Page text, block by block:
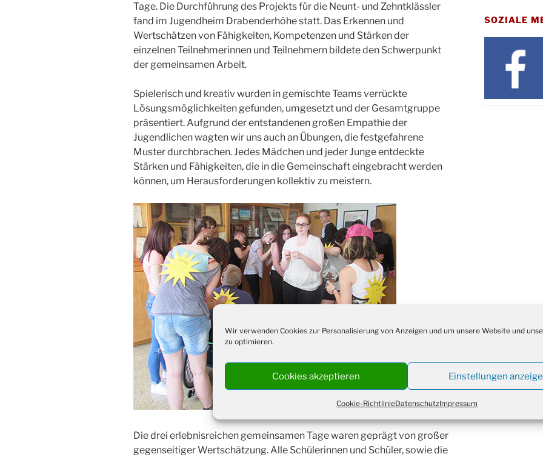
Wir verwenden Cookies zur Personalisierung von Anzeigen und um unsere Website und
zu optimieren.
Cookies akzeptieren Einstellungen
Cookie-RichtlinieDatenschutzImpressum
Tage. Die Durchführung des Projekts für die Neunt- und Zehntklässler
fand im Jugendheim Drabenderhöhe statt. Das Erkennen und
Wertschätzen von Fähigkeiten, Kompetenzen und Stärken der
einzelnen Teilnehmerinnen und Teilnehmern bildete den Schwerpunkt
der gemeinsamen Arbeit.
Spielerisch und kreativ wurden in gemischte Teams verrückte
Lösungsmöglichkeiten gefunden, umgesetzt und der Gesamtgruppe
präsentiert. Aufgrund der entstandenen großen Empathie der
Jugendlichen wagten wir uns auch an Übungen, die festgefahrene
Muster durchbrachen. Jedes Mädchen und jeder Junge entdeckte
Stärken und Fähigkeiten, die in die Gemeinschaft eingebracht werden
können, um Herausforderungen kollektiv zu meistern.
Die drei erlebnisreichen gemeinsamen Tage waren geprägt von großer
gegenseitiger Wertschätzung. Alle Schülerinnen und Schüler, sowie die
21.11.
10-12
Uhr
15:00
24.12.
18:00
SOZIALE